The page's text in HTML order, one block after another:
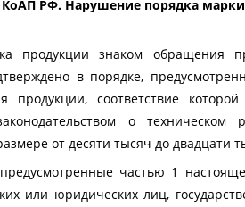
КоАП РФ. Нарушение порядка
продукции знаком обращения
в порядке,
продукции, соответствие
о
от десяти тысяч до двадцати
частью 1
или юридических лиц,